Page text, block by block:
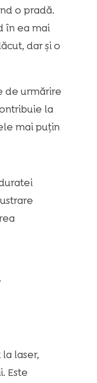
o pradă.
în ea mai
dar și o
de urmărire
la
mai puțin
laser,
Este